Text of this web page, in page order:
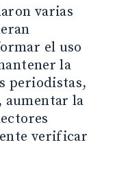
varias
el uso
la
periodistas,
aumentar la
verificar